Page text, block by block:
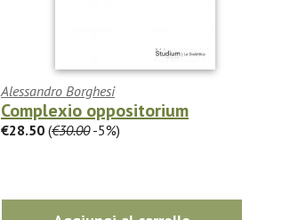
Alessandro Borghesi
Complexio oppositorium
€28.50 (€30.00-5%)